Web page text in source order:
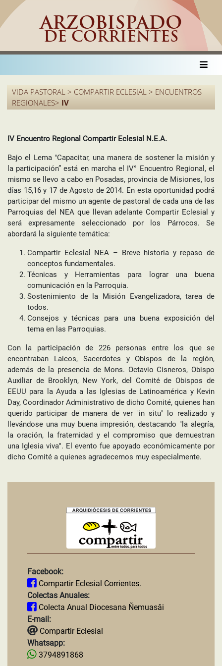
ARZOBISPADO
DE CORRIENTES
VIDA PASTORAL > COMPARTIR ECLESIAL > ENCUENTROS
REGIONALES> IV
IV Encuentro Regional Compartir Eclesial N.E.A.
Bajo el Lema "Capacitar, una manera de sostener la misión y
la participación” está en marcha el IV° Encuentro Regional, el
mismo se llevo a cabo en Posadas, provincia de Misiones, los
días 15,16 y 17 de Agosto de 2014. En esta oportunidad podrá
participar del mismo un agente de pastoral de cada una de las
Parroquias del NEA que llevan adelante Compartir Eclesial y
será expresamente seleccionado por los Párrocos. Se
abordará la siguiente temática:
Compartir Eclesial NEA – Breve historia y repaso de
conceptos fundamentales.
Técnicas y Herramientas para lograr una buena
comunicación en la Parroquia.
Sostenimiento de la Misión Evangelizadora, tarea de
todos.
Consejos y técnicas para una buena exposición del
tema en las Parroquias.
Con la participación de 226 personas entre los que se
encontraban Laicos, Sacerdotes y Obispos de la región,
además de la presencia de Mons. Octavio Cisneros, Obispo
Auxiliar de Brooklyn, New York, del Comité de Obispos de
EEUU para la Ayuda a las Iglesias de Latinoamérica y Kevin
Day, Coordinador Administrativo de dicho Comité, quienes han
querido participar de manera de ver "in situ" lo realizado y
llevándose una muy buena impresión, destacando "la alegría,
la oración, la fraternidad y el compromiso que demuestran
una Iglesia viva". El evento fue apoyado económicamente por
dicho Comité a quienes agradecemos muy especialmente.
Facebook:
Compartir Eclesial Corrientes.
Colectas Anuales:
Colecta Anual Diocesana Ñemuasâi
E-mail:
Compartir Eclesial
Whatsapp:
3794891868